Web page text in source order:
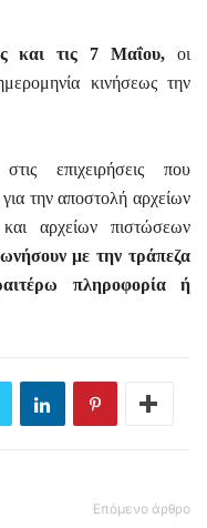
και τις 7 Μαΐου, οι
κινήσεως την
επιχειρήσεις που
την αποστολή αρχείων
αρχείων πιστώσεων
με την τράπεζα
πληροφορία ή
Επόμενο άρθρο